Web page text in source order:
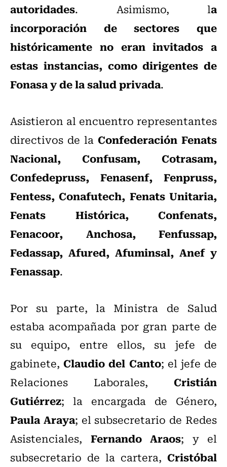
autoridades. Asimismo, la
incorporación de sectores que
históricamente no eran invitados a
estas instancias, como dirigentes de
Fonasa y de la salud privada.
Asistieron al encuentro representantes
directivos de la Confederación Fenats
Nacional, Confusam, Cotrasam,
Confedepruss, Fenasenf, Fenpruss,
Fentess, Conafutech, Fenats Unitaria,
Fenats Histórica, Confenats,
Fenacoor, Anchosa, Fenfussap,
Fedassap, Afured, Afuminsal, Anef y
Fenassap.
Por su parte, la Ministra de Salud
estaba acompañada por gran parte de
su equipo, entre ellos, su jefe de
gabinete, Claudio del Canto; el jefe de
Relaciones Laborales, Cristián
Gutiérrez; la encargada de Género,
Paula Araya; el subsecretario de Redes
Asistenciales, Fernando Araos; y el
subsecretario de la cartera, Cristóbal